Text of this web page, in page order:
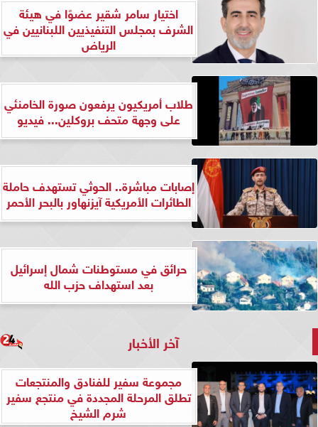
اختيار سامر شقير عضوًا في هيئة
الشرف بمجلس التنفيذيين اللبنانيين في
الرياض
طلاب أمريكيون يرفعون صورة الخامنئي
على وجهة متحف بروكلين... فيديو
إصابات مباشرة.. الحوثي تستهدف حاملة
الطائرات الأمريكية آيزنهاور بالبحر الأحمر
حرائق في مستوطنات شمال إسرائيل
بعد استهداف حزب الله
آخر الأخبار
مجموعة سفير للفنادق والمنتجعات
تطلق المرحلة المجددة في منتجع سفير
شرم الشيخ